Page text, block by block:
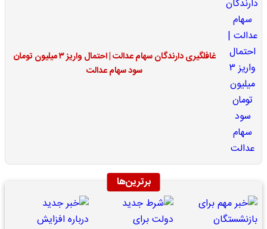
غافلگیری دارندگان سهام عدالت | احتمال واریز ۳ میلیون تومان
سود سهام عدالت
برترین‌ها